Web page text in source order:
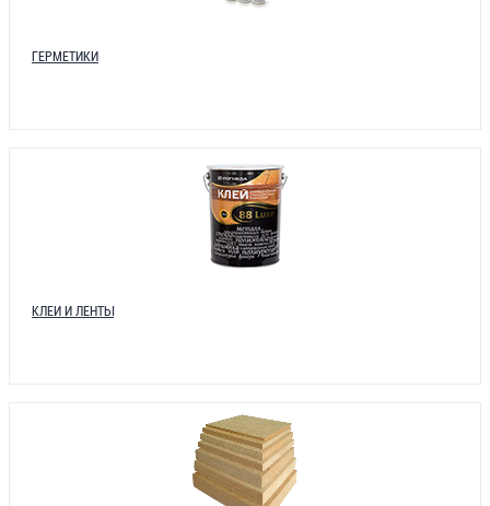
ГЕРМЕТИКИ
КЛЕИ И ЛЕНТЫ